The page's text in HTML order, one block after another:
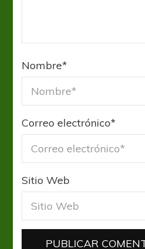
Nombre*
Correo electrónico*
Sitio Web